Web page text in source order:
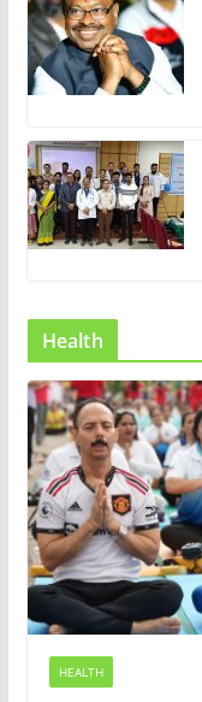
Health
HEALTH